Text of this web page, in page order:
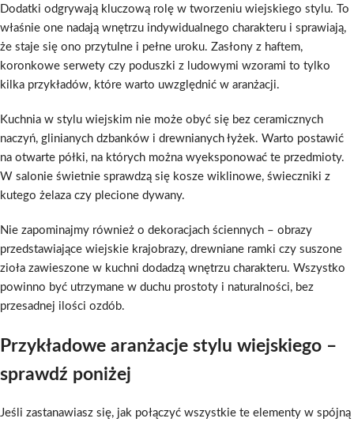
Dodatki odgrywają kluczową rolę w tworzeniu wiejskiego stylu. To
właśnie one nadają wnętrzu indywidualnego charakteru i sprawiają,
że staje się ono przytulne i pełne uroku. Zasłony z haftem,
koronkowe serwety czy poduszki z ludowymi wzorami to tylko
kilka przykładów, które warto uwzględnić w aranżacji.
Kuchnia w stylu wiejskim nie może obyć się bez ceramicznych
naczyń, glinianych dzbanków i drewnianych łyżek. Warto postawić
na otwarte półki, na których można wyeksponować te przedmioty.
W salonie świetnie sprawdzą się kosze wiklinowe, świeczniki z
kutego żelaza czy plecione dywany.
Nie zapominajmy również o dekoracjach ściennych – obrazy
przedstawiające wiejskie krajobrazy, drewniane ramki czy suszone
zioła zawieszone w kuchni dodadzą wnętrzu charakteru. Wszystko
powinno być utrzymane w duchu prostoty i naturalności, bez
przesadnej ilości ozdób.
Przykładowe aranżacje stylu wiejskiego –
sprawdź poniżej
Jeśli zastanawiasz się, jak połączyć wszystkie te elementy w spójną